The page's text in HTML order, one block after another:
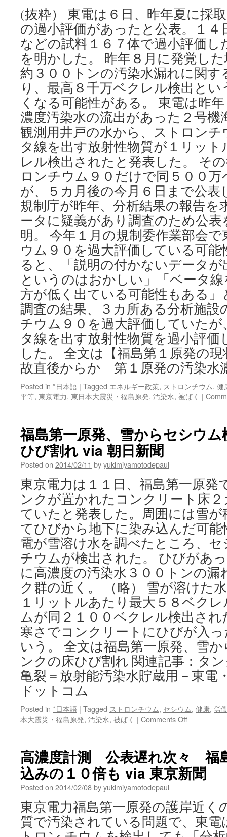
(抜粋） 東電は６日、昨年夏に採
の過小評価があったと公表。１４
などの試料１６７体で過小評価
を明かした。 昨年８月に発覚し
約３００トンの汚染水漏れに関
り、最高８千万ベクレル検出と
くなる可能性がある。 東電は昨
濃度汚染水の流出があった２号機
観測用井戸の水から、ストロン
タ線を出す放射性物質が１リッ
レル検出されたと発表した。 そ
ロンチウム９０だけで同５００
が、５カ月後の今月６日まで公表
規制庁が昨年、分析結果の報告を
ータに疑義があり調査のため公
明。 今年１月の規制委作業部会
ウム９０を過大評価している可
ると、「説明の付かないデータ
というのはおかしい」「ベータ
方が低く出ている可能性もある
調査の結果、３カ所ある分析施
チウム９０を過大評価していた
タ線を出す放射性物質を過小評
した。 全文は【福島第１原発の
故直後からか 第１原発の汚染水
Posted in *日本語 | Tagged エネルギー政策, ストロンチウム, 健
平等, 東京電力, 東日本大震災・福島原発, 汚染水, 被ばく |
福島第一原発、雪からセシウ
ひび割れ via 朝日新聞
Posted on 2014/02/11 byyukimiyamotodepaul
東京電力は１１日、福島第一原発
ンクが置かれたコンクリート床
ていたと発表した。周囲には雪
てひびから地下に染み込んだ可
電が雪溶け水を調べたところ、
チウムが検出された。 ひびがあ
に高濃度の汚染水３００トンの
ク群の近く。 （略） 雪が溶けた
１リットルあたり最大５８ベク
ムが同２１００ベクレル検出さ
寒さでコンクリートにひびが入
いう。 全文は福島第一原発、雪
ンクの床ひび割れ 関連記事：タ
亀裂＝放射能汚染水貯蔵用－東電
ドットコム
Posted in *日本語 | Tagged ストロンチウム, セシウム, 健康, 労
本大震災・福島原発, 汚染水, 被ばく | Comments Offon
一
原
発、
か
ら
高濃度計測 公表遅れ次々 福
込みの１０倍も via 東京新聞
Posted on 2014/02/08byyukimiyamotodepaul
東京電力福島第一原発の護岸近く
質で汚染されている問題で、東